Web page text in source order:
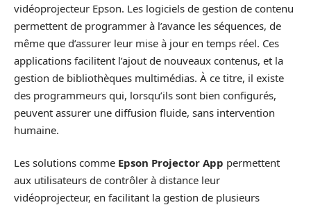
vidéoprojecteur Epson. Les logiciels de gestion de contenu
permettent de programmer à l’avance les séquences, de
même que d’assurer leur mise à jour en temps réel. Ces
applications facilitent l’ajout de nouveaux contenus, et la
gestion de bibliothèques multimédias. À ce titre, il existe
des programmeurs qui, lorsqu’ils sont bien configurés,
peuvent assurer une diffusion fluide, sans intervention
humaine.
Les solutions comme Epson Projector App permettent
aux utilisateurs de contrôler à distance leur
vidéoprojecteur, en facilitant la gestion de plusieurs